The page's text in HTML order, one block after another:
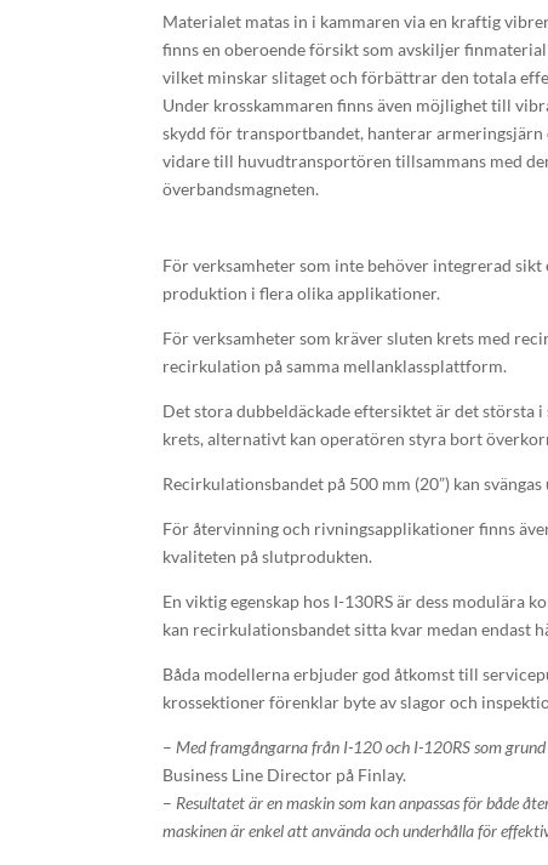
Materialet matas in i kammaren via en kraftig
finns en oberoende försikt som avskiljer
vilket minskar slitaget och förbättrar den totala
Under krosskammaren finns även möjlighet till
skydd för transportbandet, hanterar
vidare till huvudtransportören tillsammans med
överbandsmagneten.
För verksamheter som inte behöver integrerad
produktion i flera olika applikationer.
För verksamheter som kräver sluten krets med
recirkulation på samma mellanklassplattform.
Det stora dubbeldäckade eftersiktet är det största
krets, alternativt kan operatören styra bort
Recirkulationsbandet på 500 mm (20”) kan
För återvinning och rivningsapplikationer finns
kvaliteten på slutprodukten.
En viktig egenskap hos I-130RS är dess
kan recirkulationsbandet sitta kvar medan endast
Båda modellerna erbjuder god åtkomst till
krossektioner förenklar byte av slagor och
– Med framgångarna från I-120 och I-120RS som
Business Line Director på Finlay.
– Resultatet är en maskin som kan anpassas för både
maskinen är enkel att använda och underhålla för